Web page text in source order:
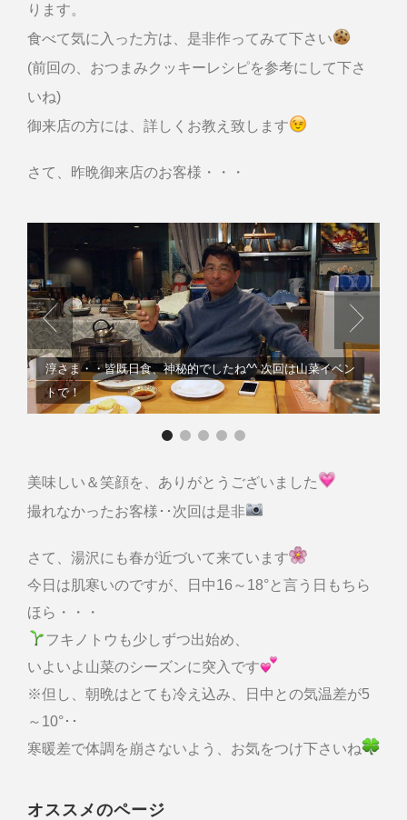
ります。
食べて気に入った方は、是非作ってみて下さい
(前回の、おつまみクッキーレシピを参考にして下さ
いね)
御来店の方には、詳しくお教え致します
さて、昨晩御来店のお客様・・・
淳さま・・皆既日食、神秘的でしたね^^ 次回は山菜イベン
トで！
美味しい＆笑顔を、ありがとうございました
撮れなかったお客様･･次回は是非
さて、湯沢にも春が近づいて来ています
今日は肌寒いのですが、日中16～18°と言う日もちら
ほら・・・
フキノトウも少しずつ出始め、
いよいよ山菜のシーズンに突入です
※但し、朝晩はとても冷え込み、日中との気温差が5
～10°･･
寒暖差で体調を崩さないよう、お気をつけ下さいね
オススメのページ